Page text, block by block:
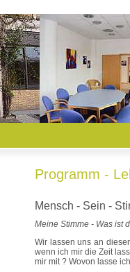
Programm -
Mensch - Sein -
Meine Stimme - Was ist
Wir lassen uns an
wenn ich mir die Zeit
mir mit ? Wovon lasse